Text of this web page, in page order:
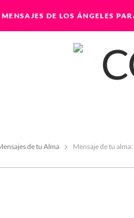
MENSAJES DE LOS ÁNGELES
de tu Alma Mensaje de tu